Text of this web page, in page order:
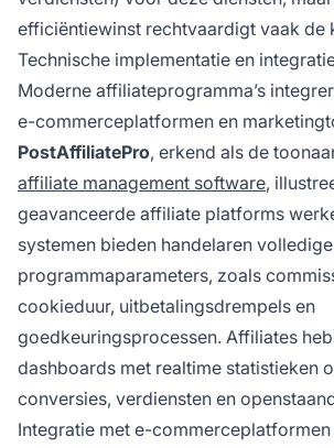
efficiëntiewinst rechtvaardigt vaak de
Technische implementatie en
Moderne affiliateprogramma’s
e-commerceplatformen en
PostAffiliatePro, erkend als de
affiliate management software,
geavanceerde affiliate platforms
systemen bieden handelaren
programmaparameters, zoals
cookieduur, uitbetalingsdrempels en
goedkeuringsprocessen. Affiliates
dashboards met realtime statistieken
conversies, verdiensten en
Integratie met e-